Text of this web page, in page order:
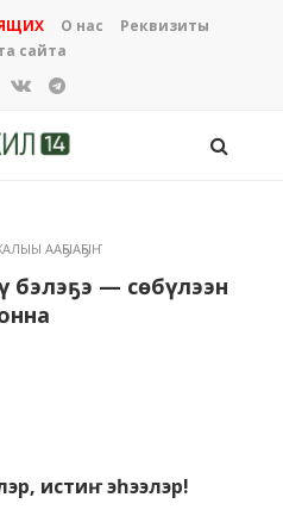
О нас
Реквизиты
сайта
ААҔЫАҔЫҤ
бэлэҕэ — сөбүлээн
истиҥ эһээлэр!